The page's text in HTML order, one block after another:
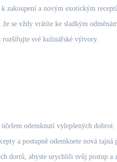
zakoupení a novým exotickým
se vždy vrátíte ke sladkým
rozšiřujte své kulinářské výtvory.
odemknutí vylepšených dobrot.
a postupně odemknete nová
dortů, abyste urychlili svůj postup